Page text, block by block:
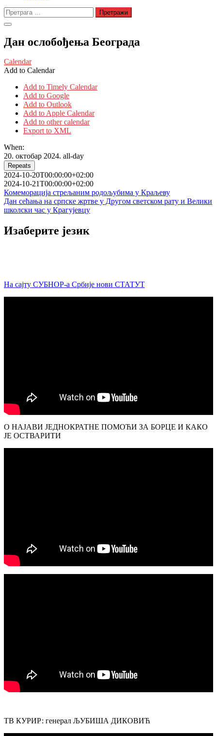
Претрага
за:
Дан ослобођења Београда
Calendar
Add to Calendar
Add to Timely Calendar
Add to Google
Add to Outlook
Add to Apple Calendar
Add to other calendar
Export to XML
When:
20. октобар 2024. all-day
Repeats
2024-10-20T00:00:00+02:00
2024-10-21T00:00:00+02:00
Кретање
чланка
Комеморација стрељаним родољубима у Краљеву
Дан сећања на српске жртве у Другом светском рату и Велики
школски час у Крагујевцу
Изаберите језик
На сајту СУБНОР-а Србије нови СТАТУТ
О НАЈАВИ ЈЕДНОКРАТНЕ ПОМОЋИ ЗА БОРЦЕ И КАКО
ЈЕ ОСТВАРИТИ
ТВ КУРИР: генерал ЉУБИША ДИКОВИЋ